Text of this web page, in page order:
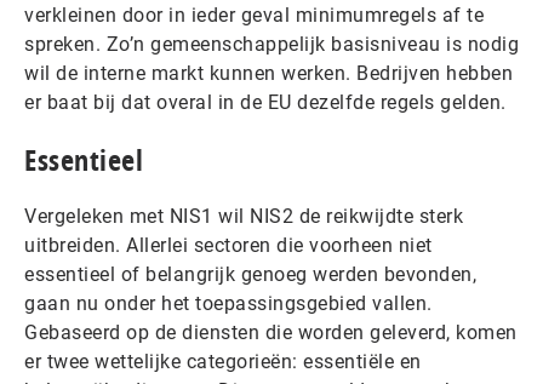
verkleinen door in ieder geval minimumregels af te
spreken. Zo’n gemeenschappelijk basisniveau is nodig
wil de interne markt kunnen werken. Bedrijven hebben
er baat bij dat overal in de EU dezelfde regels gelden.
Essentieel
Vergeleken met NIS1 wil NIS2 de reikwijdte sterk
uitbreiden. Allerlei sectoren die voorheen niet
essentieel of belangrijk genoeg werden bevonden,
gaan nu onder het toepassingsgebied vallen.
Gebaseerd op de diensten die worden geleverd, komen
er twee wettelijke categorieën: essentiële en